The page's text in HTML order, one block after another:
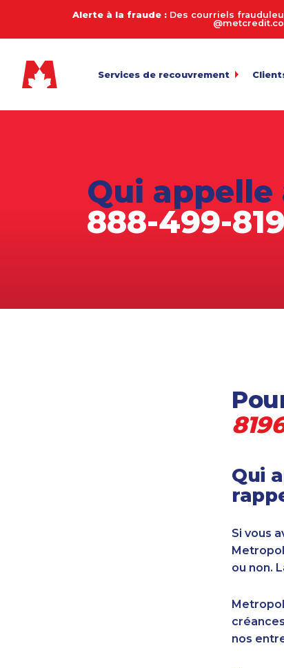
Alerte à la fraude : Des courriels
Services de recouvrement
Agriculture
Arriérés en automobile
Biens de succession et décès
Locataire-propriétaire
Qui appelle
888-499-
Qui
Si vous
ou non.
nos